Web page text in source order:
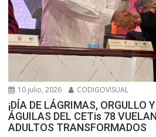
10 julio, 2026 CODIGOVISUAL
¡DÍA DE LÁGRIMAS, ORGULLO
ÁGUILAS DEL CETis 78
ADULTOS TRANSFORMADOS